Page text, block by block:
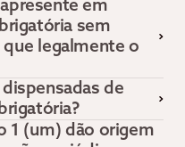
em
sem
legalmente o
de
1 (um) dão origem